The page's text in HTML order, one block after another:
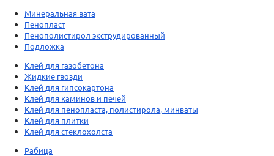
Минеральная вата
Пенопласт
Пенополистирол экструдированный
Подложка
Клей для газобетона
Жидкие гвозди
Клей для гипсокартона
Клей для каминов и печей
Клей для пенопласта, полистирола, минваты
Клей для плитки
Клей для стеклохолста
Рабица